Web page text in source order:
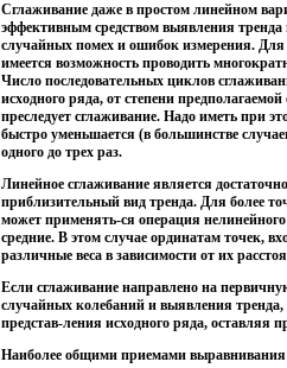
Сглаживание даже в простом линейном
эффективным средством выявления
случайных помех и ошибок измерения.
имеется возможность проводить
Число последовательных циклов
исходного ряда, от степени
преследует сглаживание. Надо иметь при
быстро уменьшается (в большинстве
одного до трех раз.
Линейное сглаживание является
приблизительный вид тренда. Для более
может применять-ся операция
средние. В этом случае ординатам точек,
различные веса в зависимости от их
Если сглаживание направлено на
случайных колебаний и выявления
представ-ления исходного ряда, оставляя
Наиболее общими приемами